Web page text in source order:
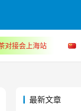
对接会上海站
最新文章